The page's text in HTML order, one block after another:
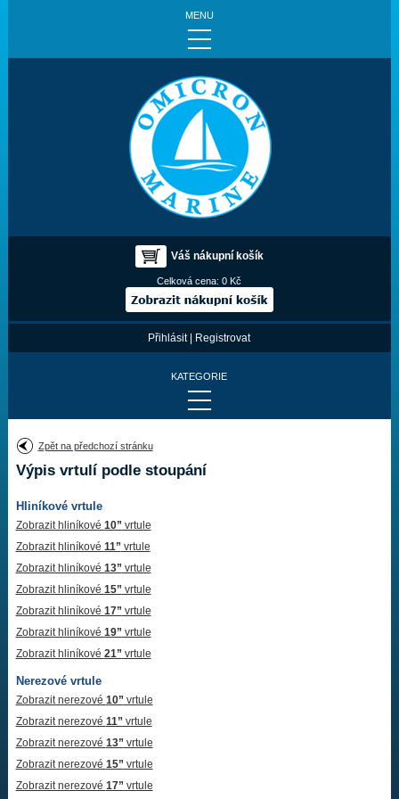
MENU
Váš nákupní košík
Celková cena:0 Kč
Přihlásit| Registrovat
KATEGORIE
Provedení:
Výkon:
Drážky na hřídeli:
Najít vrtuli
Motory
Vrtule
Redukční pouzdra XHS
Aktuality
Zpět na předchozí stránku
Výpis vrtulí podle stoupání
Hliníkové vrtule
Zobrazit hliníkové 10” vrtule
Zobrazit hliníkové 11” vrtule
Zobrazit hliníkové 13” vrtule
Zobrazit hliníkové 15” vrtule
Zobrazit hliníkové 17” vrtule
Zobrazit hliníkové 19” vrtule
Zobrazit hliníkové 21” vrtule
Nerezové vrtule
Zobrazit nerezové 10” vrtule
Zobrazit nerezové 11” vrtule
Zobrazit nerezové 13” vrtule
Zobrazit nerezové 15” vrtule
Zobrazit nerezové 17” vrtule